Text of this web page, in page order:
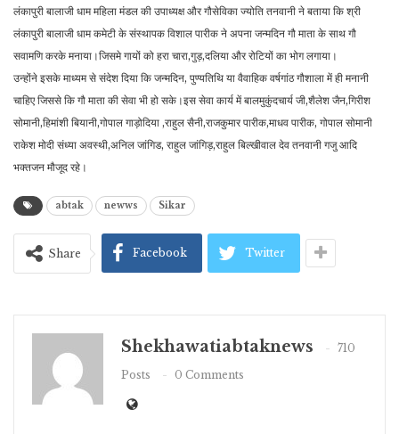
लंकापुरी बालाजी धाम महिला मंडल की उपाध्यक्ष और गौसेविका ज्योति तनवानी ने बताया कि श्री
लंकापुरी बालाजी धाम कमेटी के संस्थापक विशाल पारीक ने अपना जन्मदिन गौ माता के साथ गौ
सवामणि करके मनाया।जिसमे गायों को हरा चारा,गुड़,दलिया और रोटियों का भोग लगाया।
उन्होंने इसके माध्यम से संदेश दिया कि जन्मदिन, पुण्यतिथि या वैवाहिक वर्षगांठ गौशाला में ही मनानी
चाहिए जिससे कि गौ माता की सेवा भी हो सके।इस सेवा कार्य में बालमुकुंदचार्य जी,शैलेश जैन,गिरीश
सोमानी,हिमांशी बियानी,गोपाल गाड़ोदिया ,राहुल सैनी,राजकुमार पारीक,माधव पारीक, गोपाल सोमानी
राकेश मोदी संध्या अवस्थी,अनिल जांगिड, राहुल जांगिड़,राहुल बिल्खीवाल देव तनवानी गजु आदि
भक्तजन मौजूद रहे।
abtak newws Sikar
Share Facebook Twitter
Shekhawatiabtaknews
710
Posts
0 Comments